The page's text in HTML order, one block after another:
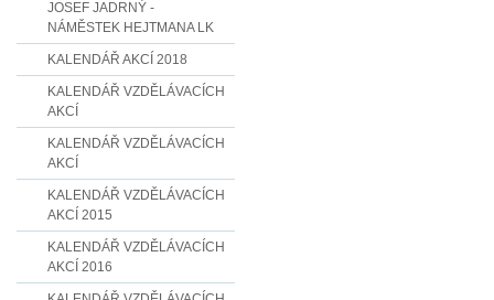
JOSEF JADRNÝ -
NÁMĚSTEK HEJTMANA LK
KALENDÁŘ AKCÍ 2018
KALENDÁŘ VZDĚLÁVACÍCH
AKCÍ
KALENDÁŘ VZDĚLÁVACÍCH
AKCÍ
KALENDÁŘ VZDĚLÁVACÍCH
AKCÍ 2015
KALENDÁŘ VZDĚLÁVACÍCH
AKCÍ 2016